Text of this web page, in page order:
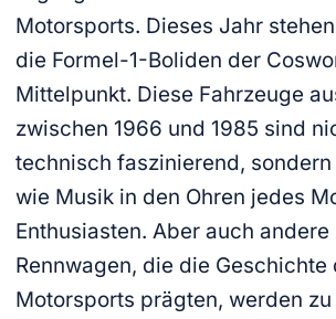
Motorsports. Dieses Jahr
die Formel-1-Boliden der
Mittelpunkt. Diese Fahrzeuge
zwischen 1966 und 1985 sind
technisch faszinierend,
wie Musik in den Ohren jedes
Enthusiasten. Aber auch
Rennwagen, die die Geschichte
Motorsports prägten, werden zu